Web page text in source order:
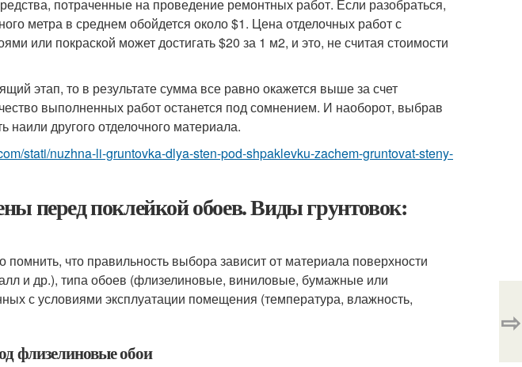
потраченные на проведение ремонтных работ. Если разобраться,
метра в среднем обойдется около $1. Цена отделочных работ с
или покраской может достигать $20 за 1 м2, и это, не считая стоимости
этап, то в результате сумма все равно окажется выше за счет
выполненных работ останется под сомнением. И наоборот, выбрав
другого отделочного материала.
stati/nuzhna-li-gruntovka-dlya-sten-pod-shpaklevku-zachem-gruntovat-steny-
перед поклейкой обоев. Виды грунтовок:
что правильность выбора зависит от материала поверхности
и др.), типа обоев (флизелиновые, виниловые, бумажные или
с условиями эксплуатации помещения (температура, влажность,
флизелиновые обои
⇨